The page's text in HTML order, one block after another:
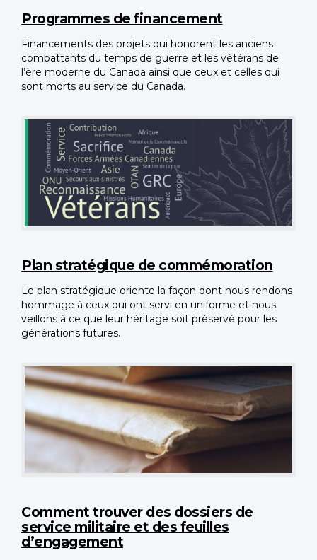
Programmes de financement
Financements des projets qui honorent les anciens
combattants du temps de guerre et les vétérans de
l’ère moderne du Canada ainsi que ceux et celles qui
sont morts au service du Canada.
Plan stratégique de commémoration
Le plan stratégique oriente la façon dont nous rendons
hommage à ceux qui ont servi en uniforme et nous
veillons à ce que leur héritage soit préservé pour les
générations futures.
Comment trouver des dossiers de
service militaire et des feuilles
d’engagement